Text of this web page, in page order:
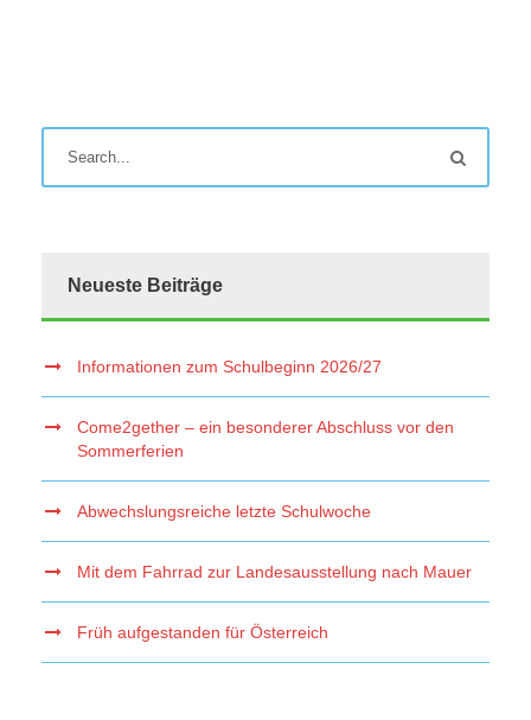
Neueste Beiträge
Informationen zum Schulbeginn 2026/27
Come2gether – ein besonderer Abschluss vor den
Sommerferien
Abwechslungsreiche letzte Schulwoche
Mit dem Fahrrad zur Landesausstellung nach Mauer
Früh aufgestanden für Österreich